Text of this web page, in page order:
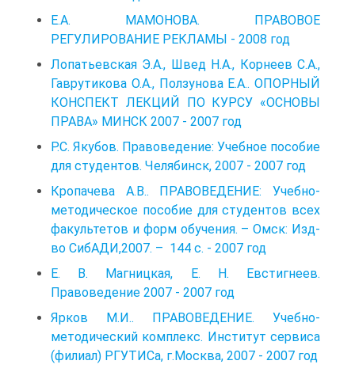
Е.А. МАМОНОВА. ПРАВОВОЕ
РЕГУЛИРОВАНИЕ РЕКЛАМЫ - 2008 год
Лопатьевская Э.А., Швед Н.А., Корнеев С.А.,
Гаврутикова О.А., Ползунова Е.А.. ОПОРНЫЙ
КОНСПЕКТ ЛЕКЦИЙ ПО КУРСУ «ОСНОВЫ
ПРАВА» МИНСК 2007 - 2007 год
Р.С. Якубов. Правоведение: Учебное пособие
для студентов. Челябинск, 2007 - 2007 год
Кропачева А.В.. ПРАВОВЕДЕНИЕ: Учебно-
методическое пособие для студентов всех
факультетов и форм обучения. – Омск: Изд-
во СибАДИ,2007. – 144 с. - 2007 год
Е. В. Магницкая, Е. Н. Евстигнеев.
Правоведение 2007 - 2007 год
Ярков М.И.. ПРАВОВЕДЕНИЕ. Учебно-
методический комплекс. Институт сервиса
(филиал) РГУТИСа, г.Москва, 2007 - 2007 год